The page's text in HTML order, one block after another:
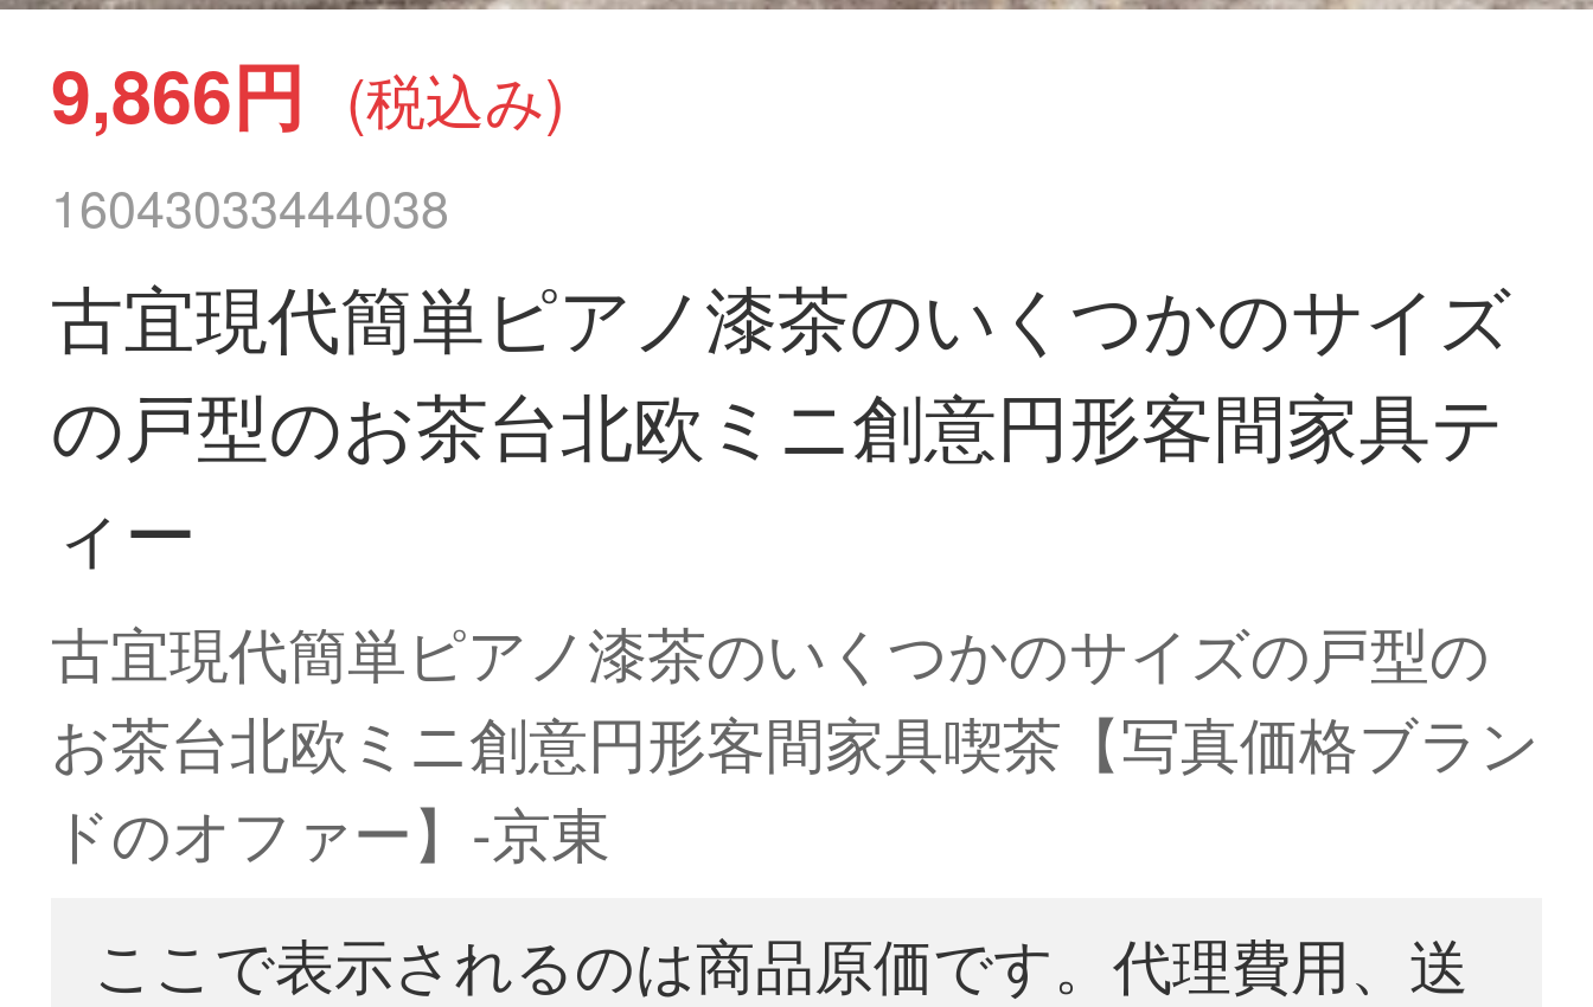
9,866円 (税込み)
16043033444038
古宜現代簡単ピアノ漆茶のいくつかのサイズ
の戸型のお茶台北欧ミニ創意円形客間家具テ
ィー
古宜現代簡単ピアノ漆茶のいくつかのサイズの戸型の
お茶台北欧ミニ創意円形客間家具喫茶【写真価格ブラン
ドのオファー】-京東
ここで表示されるのは商品原価です。代理費用、送